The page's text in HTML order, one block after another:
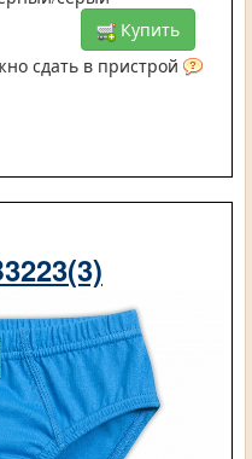
Купить
сдать в пристрой